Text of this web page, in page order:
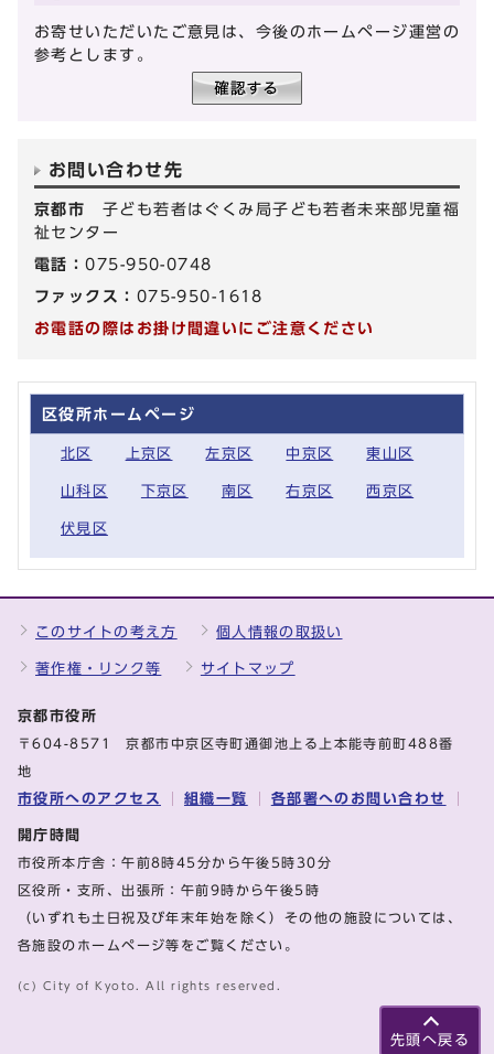
お寄せいただいたご意見は、今後のホームページ運営の
参考とします。
お問い合わせ先
京都市 子ども若者はぐくみ局子ども若者未来部児童福
祉センター
電話：075-950-0748
ファックス： 075-950-1618
お電話の際はお掛け間違いにご注意ください
区役所ホームページ
北区 上京区 左京区 中京区 東山区
山科区 下京区 南区 右京区 西京区
伏見区
先頭へ戻る
このサイトの考え方 個人情報の取扱い
著作権・リンク等 サイトマップ
京都市役所
〒604-8571 京都市中京区寺町通御池上る上本能寺前町488番
地
市役所へのアクセス 組織一覧 各部署へのお問い合わせ
開庁時間
市役所本庁舎：午前8時45分から午後5時30分
区役所・支所、出張所：午前9時から午後5時
（いずれも土日祝及び年末年始を除く）その他の施設については、
各施設のホームページ等をご覧ください。
(c) City of Kyoto. All rights reserved.